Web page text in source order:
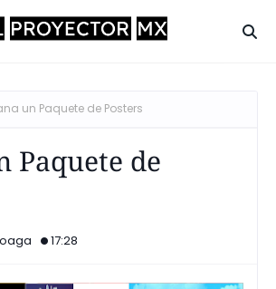
un Paquete de Posters
Paquete de
17:28